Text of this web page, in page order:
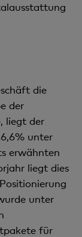
die
der
liegt der
unter
erwähnten
liegt dies
unter
für